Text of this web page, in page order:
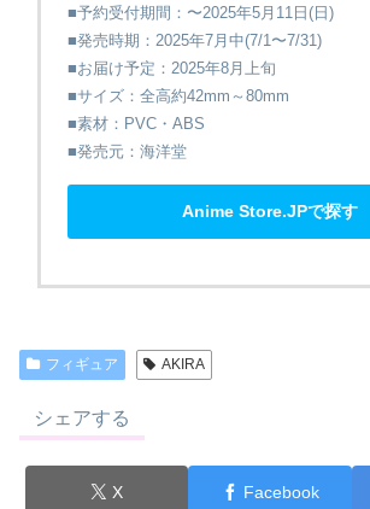
■予約受付期間：〜2025年5月11日(日)
■発売時期：2025年7月中(7/1〜7/31)
■お届け予定：2025年8月上旬
■サイズ：全高約42mm～80mm
■素材：PVC・ABS
■発売元：海洋堂
Anime Store.JPで探す
フィギュア AKIRA
シェアする
X Facebook